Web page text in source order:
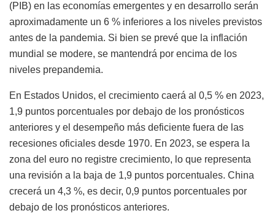
(PIB) en las economías emergentes y en desarrollo serán
aproximadamente un 6 % inferiores a los niveles previstos
antes de la pandemia. Si bien se prevé que la inflación
mundial se modere, se mantendrá por encima de los
niveles prepandemia.
En Estados Unidos, el crecimiento caerá al 0,5 % en 2023,
1,9 puntos porcentuales por debajo de los pronósticos
anteriores y el desempeño más deficiente fuera de las
recesiones oficiales desde 1970. En 2023, se espera la
zona del euro no registre crecimiento, lo que representa
una revisión a la baja de 1,9 puntos porcentuales. China
crecerá un 4,3 %, es decir, 0,9 puntos porcentuales por
debajo de los pronósticos anteriores.